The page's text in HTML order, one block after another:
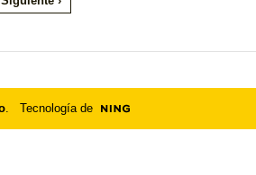
. Tecnología de